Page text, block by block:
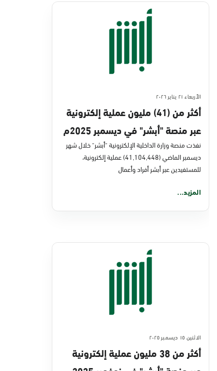
الأربعاء ٢١ يناير ٢٠٢٦
أكثر من (41) مليون عملية إلكترونية
عبر منصة "أبشر" في ديسمبر 2025م
نفذت منصة وزارة الداخلية الإلكترونية "أبشر" خلال شهر
ديسمبر الماضي (41,104,448) عملية إلكترونية،
للمستفيدين عبر أبشر أفراد وأعمال
المزيد...
الاثنين ١٥ ديسمبر ٢٠٢٥
أكثر من 38 مليون عملية إلكترونية